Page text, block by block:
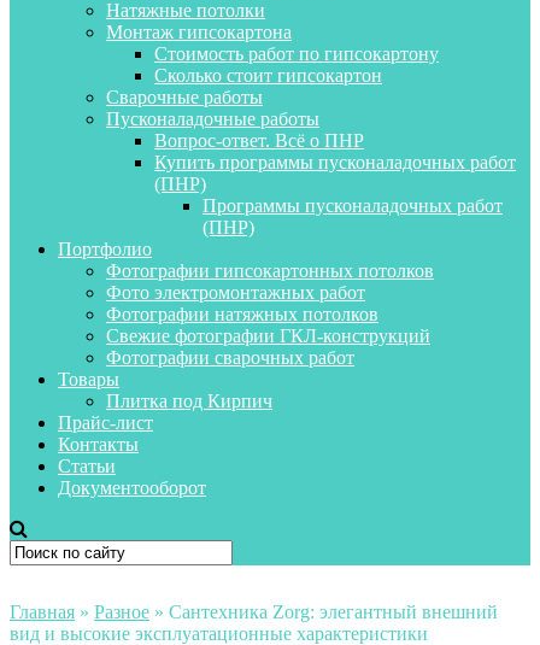
Натяжные потолки
Монтаж гипсокартона
Стоимость работ по гипсокартону
Сколько стоит гипсокартон
Сварочные работы
Пусконаладочные работы
Вопрос-ответ. Всё о ПНР
Купить программы пусконаладочных работ
(ПНР)
Программы пусконаладочных работ
(ПНР)
Портфолио
Фотографии гипсокартонных потолков
Фото электромонтажных работ
Фотографии натяжных потолков
Свежие фотографии ГКЛ-конструкций
Фотографии сварочных работ
Товары
Плитка под Кирпич
Прайс-лист
Контакты
Статьи
Документооборот
Главная » Разное » Сантехника Zorg: элегантный внешний
вид и высокие эксплуатационные характеристики